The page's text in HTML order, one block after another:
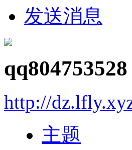
发送消息
qq804753528
http://
主题